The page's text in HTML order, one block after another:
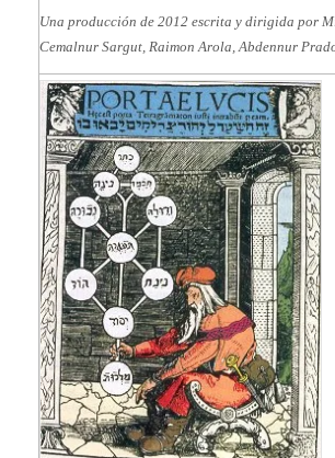
Una producción de 2012 escrita y dirigida por
Cemalnur Sargut, Raimon Arola, Abdennur